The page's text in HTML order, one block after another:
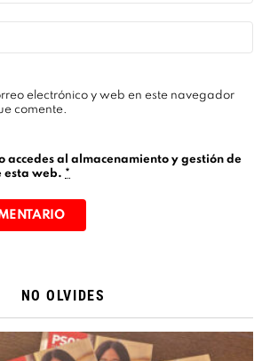
electrónico y web en este navegador
comente.
accedes al almacenamiento y gestión de
esta web. *
NO OLVIDES